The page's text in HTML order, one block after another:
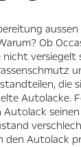
Ob
versiegelt
die
Autolacke.
den Autolack